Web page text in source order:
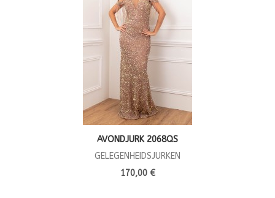
AVONDJURK 2068QS
GELEGENHEIDSJURKEN
170,00 €